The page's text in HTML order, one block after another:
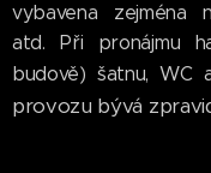
vybavena zejména
atd. Při pronájmu
budově) šatnu, WC
provozu bývá